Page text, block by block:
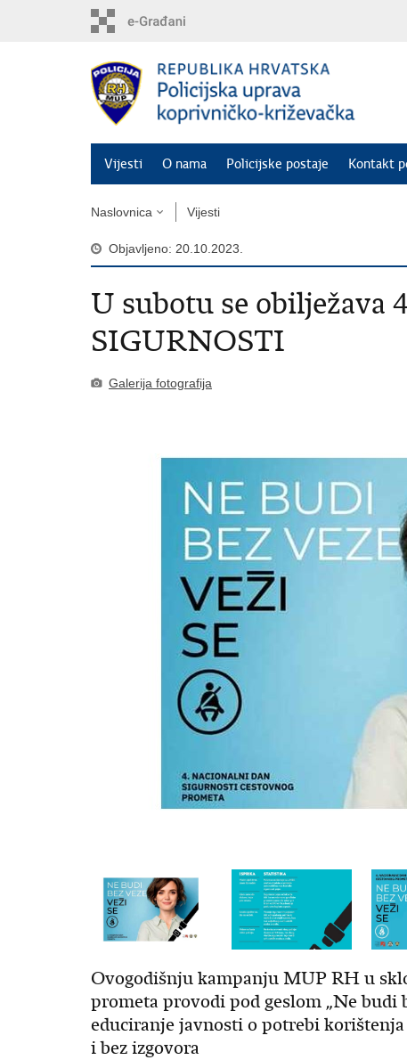
Vijesti O nama Policijske postaje Kontakt
Naslovnica Vijesti
Objavljeno: 20.10.2023.
U subotu se
SIGURNOSTI
Galerija fotografija
Ovogodišnju kampanju MUP RH u
prometa provodi pod geslom „Ne budi
educiranje javnosti o potrebi
i bez izgovora